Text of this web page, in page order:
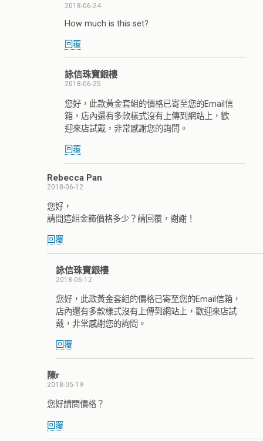
2018-06-24
How much is this set?
回覆
詠信珠寶銀樓
2018-06-25
您好，此款黃金套組的價格已寄至您的Email信
箱，店內還有多款樣式沒有上傳到網站上，歡
迎來店試戴，非常感謝您的詢問。
回覆
Rebecca Pan
2018-06-12
您好，
請問這組金飾價格多少？請回覆，謝謝！
回覆
詠信珠寶銀樓
2018-06-12
您好，此款黃金套組的價格已寄至您的Email信箱，
店內還有多款樣式沒有上傳到網站上，歡迎來店試
戴，非常感謝您的詢問。
回覆
陳r
2018-05-19
您好請問價格？
回覆